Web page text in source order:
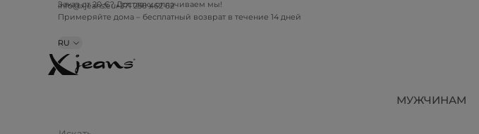
info@xjeans.eu+371 256 462 62
Заказ от 20 €? Доставку оплачиваем мы!
RU
МУЖЧИНАМ